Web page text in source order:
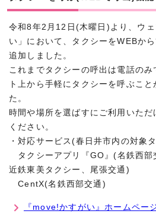
令和8年2月12日(木曜日)より、ウ
い」において、タクシーをWEBか
追加しました。
これまでタクシーの呼出は電話の
ト上から手軽にタクシーを呼ぶこ
た。
時間や場所を選ばすにご利用いた
ください。
・対応サービス(春日井市内の対象
タクシーアプリ『GO』(名鉄西部
近鉄東美タクシー、尾張交通)
CentX(名鉄西部交通)
『move!かすがい』ホームペー